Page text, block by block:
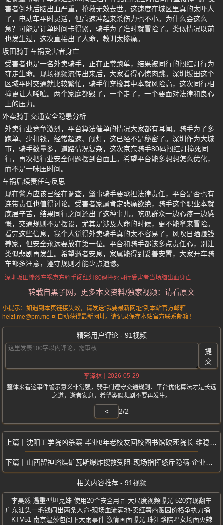
害者倒地后脑出血严重，抢救无效去世。这速度在城区里真的太吓人
了，电动车平时灵活，但高速冲起来杀伤力也不小。为什么会这么
急？可能是订单时间卡得紧，骑手为了准时就冒险了。类似情况以前
也发生过，这次直接出了人命，教训太惨痛。
坂田骑手车祸受害者身亡
受害者也是一名外卖骑手，正在正常跑单，结果被同行的闯红灯行为
夺走生命。现场视频流传出来后，大家看得心惊肉跳。深圳坂田这个
区域平时交通就比较繁忙，骑手们穿梭其中本就风险高，这次同行相
撞更让人唏嘘。两个家庭都毁了，一个走了，一个要面对法律和良心
上的压力。
外卖骑手交通安全隐患分析
外卖行业竞争激烈，平台算法催单的情况大家都有耳闻。骑手为了多
跑单、少扣钱，经常超速、闯灯，这已经不是秘密了。深圳作为大城
市，骑手数量多，道路情况复杂，这次京东骑手80码闯红灯撞死同
行，再次把行业安全问题摆到台面上。希望平台能多想想怎么优化，
而不是一味压时间。
车祸后续责任与反思
现在警方应该已经在调查，肇事骑手要承担法律责任，平台是否也有
连带责任也值得讨论。受害者家属肯定悲痛欲绝，骑手这个职业本就
底层辛苦，结果同行之间还出了这种事儿。吃瓜群众一边心疼一边感
慨，交通规则不是摆设，尤其是涉及人命的时候，更不能拿来冒险。
看完这些信息，我个人觉得外卖骑手真的太不容易了，风吹日晒赚钱
养家，但安全永远要放在第一位。平台和骑手都该多点责任心，别让
类似悲剧再发生。希望逝者安息，家属能得到妥善安置，大家开车骑
车都多注意，遵守规则才能少点遗憾。
深圳坂田惨烈车祸京东骑手闯红灯 80码撞死同行受害者当场脑出血身亡
转载自黑子网，更多本文资料/独家视频：请看原文
小提示：如遇到本页链接失效，请发送“我要最新网址”到本站官方邮箱
heizi.me@pm.me 可自动获得最新网址。请记录保存本站官方联系邮箱！
精彩用户评论 - 91视频
提
交
李泽林
2026-05-29
整体来看这事件警示意义非常强，骑手们遵守交通规则、平台优化算法才是长远
之道，逝者安息，希望类似悲剧不要再发生。
< 2/2
沈阳工学院凶杀案-毕业8年老校友回校图书馆砍死院长-维稳封锁全网热议
山西留神峪煤矿瓦斯爆炸搜救受阻-现场指挥怒斥隐瞒-企业提供阴阳图纸
相关内容推荐 - 91视频
李昊然-遇重型坦克妹-使用20个安全用品-大尺度视频曝光-520奔现翻车
KTV51-南京温莎包间下大雨事件-激情画面曝光-珠江路陪唱女场面火辣